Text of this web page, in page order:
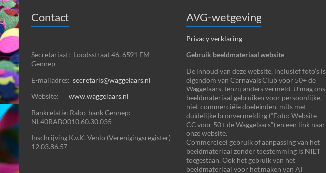
Contact
Secretariaat: Loodsstraat 46, 6591 EM
Gennep
E-mailadres: secretaris@waggelaars.nl
Website: www.waggelaars.nl
Bankrelatie: Rabo-bank Gennep:
NL40RABO010.60.30.035
Inschrijving K.v.K. Venlo (Verenigingsregister)
12.03.86.57
AVG-wetgeving
Privacy verklaring
Gebruik beeldmateriaal website
De inhoud van deze website, inclusief foto’s is
eigendom van Carnavals Club voor 50+ de
Waggelaars, tenzij anders vermeld. U mag ons
beeldmateriaal gebruiken voor persoonlijke,
niet-commerciële doeleinden, mits met
duidelijke bronvermelding (“Foto: Website
CC voor 50+ de Waggelaars”) en een link naar
onze website.
Commercieel gebruik of aanpassing van het
beeldmateriaal zonder toestemming is NIET
toegestaan. Ook het gebruik van het
beeldmateriaal voor het maken van AI